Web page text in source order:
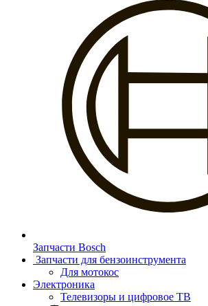
Запчасти Bosch
Запчасти для бензоинструмента
Для мотокос
Электроника
Телевизоры и цифровое ТВ